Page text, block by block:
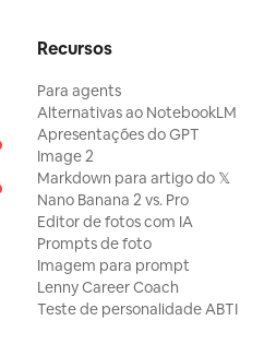
Recursos
Para agents
Alternativas ao NotebookLM
Apresentações do GPT
Image 2
Markdown para artigo do 𝕏
Nano Banana 2 vs. Pro
Editor de fotos com IA
Prompts de foto
Imagem para prompt
Lenny Career Coach
Teste de personalidade ABTI